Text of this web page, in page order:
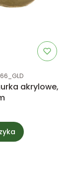
akrylowe,